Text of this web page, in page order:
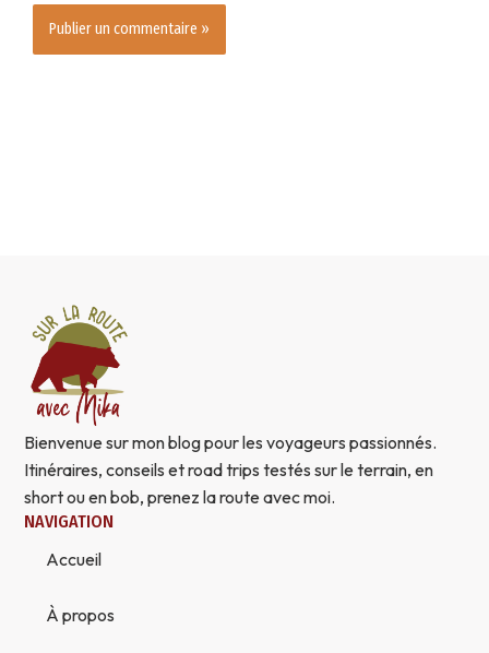
Bienvenue sur mon blog pour les voyageurs passionnés.
Itinéraires, conseils et road trips testés sur le terrain, en
short ou en bob, prenez la route avec moi.
NAVIGATION
Accueil
À propos